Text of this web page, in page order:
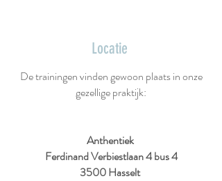
De trainingen vinden gewoon plaats in onze
gezellige praktijk:
Anthentiek
Ferdinand Verbiestlaan 4 bus 4
3500 Hasselt
Locatie